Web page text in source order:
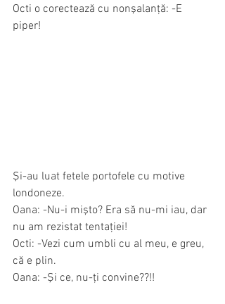
Octi o corectează cu nonşalanţă: -E
piper!
Şi-au luat fetele portofele cu motive
londoneze.
Oana: -Nu-i mişto? Era să nu-mi iau, dar
nu am rezistat tentaţiei!
Octi: -Vezi cum umbli cu al meu, e greu,
că e plin.
Oana: -Şi ce, nu-ţi convine??!!